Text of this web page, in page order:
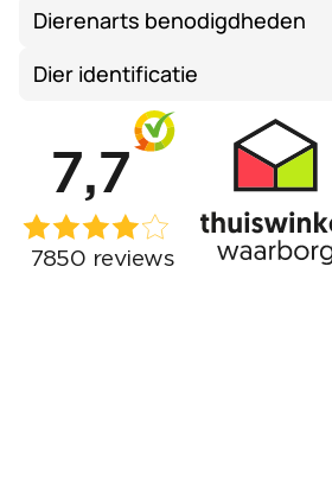
Dierenarts benodigdheden
Dier identificatie